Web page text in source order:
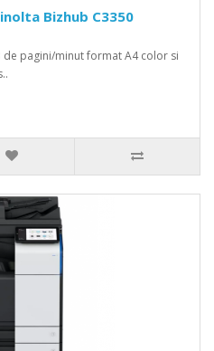
Bizhub C3350
de pagini/minut format A4 color si